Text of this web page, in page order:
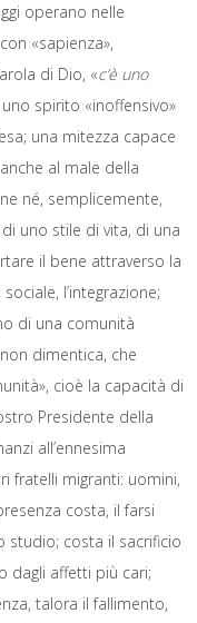
operano nelle
«sapienza»,
di Dio, «c’è uno
uno spirito «inoffensivo»
una mitezza capace
al male della
né, semplicemente,
uno stile di vita, di una
il bene attraverso la
l’integrazione;
di una comunità
dimentica, che
cioè la capacità di
Presidente della
all’ennesima
fratelli migranti: uomini,
costa, il farsi
studio; costa il sacrificio
dagli affetti più cari;
talora il fallimento,